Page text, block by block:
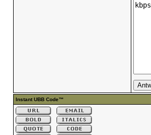
Instant UBB Code™